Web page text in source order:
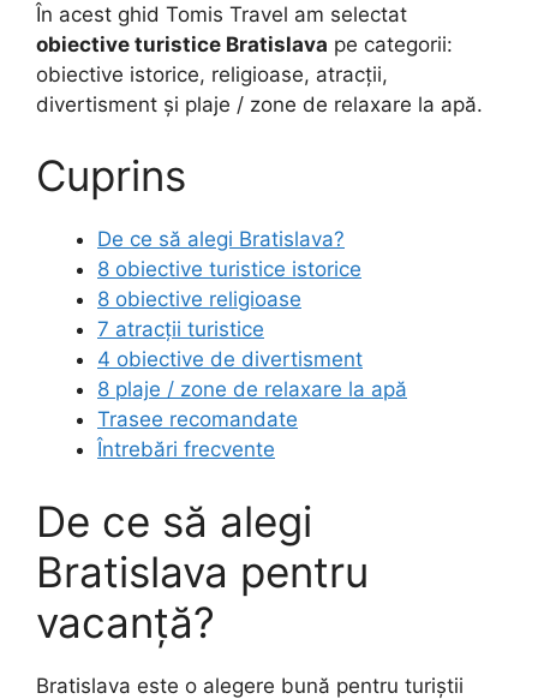
În acest ghid Tomis Travel am selectat
obiective turistice Bratislava pe categorii:
obiective istorice, religioase, atracții,
divertisment și plaje / zone de relaxare la apă.
Cuprins
De ce să alegi Bratislava?
8 obiective turistice istorice
8 obiective religioase
7 atracții turistice
4 obiective de divertisment
8 plaje / zone de relaxare la apă
Trasee recomandate
Întrebări frecvente
De ce să alegi
Bratislava pentru
vacanță?
Bratislava este o alegere bună pentru turiștii